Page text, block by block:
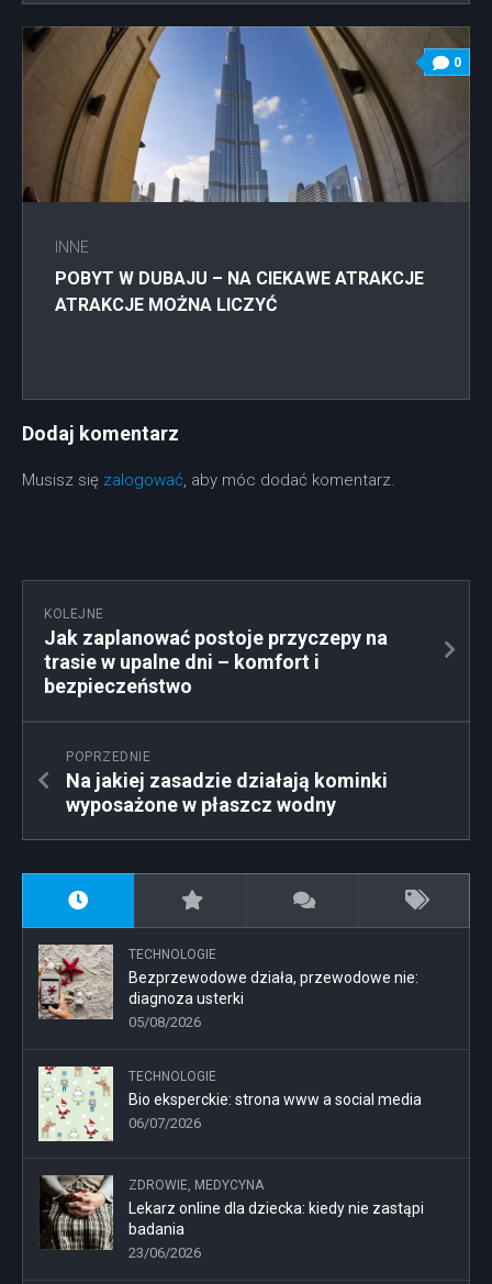
0
INNE
POBYT W DUBAJU – NA CIEKAWE ATRAKCJE
ATRAKCJE MOŻNA LICZYĆ
Dodaj komentarz
Musisz się zalogować, aby móc dodać komentarz.
KOLEJNE
Jak zaplanować postoje przyczepy na
trasie w upalne dni – komfort i
bezpieczeństwo
POPRZEDNIE
Na jakiej zasadzie działają kominki
wyposażone w płaszcz wodny
TECHNOLOGIE
Bezprzewodowe działa, przewodowe nie:
diagnoza usterki
05/08/2026
TECHNOLOGIE
Bio eksperckie: strona www a social media
06/07/2026
ZDROWIE, MEDYCYNA
Lekarz online dla dziecka: kiedy nie zastąpi
badania
23/06/2026